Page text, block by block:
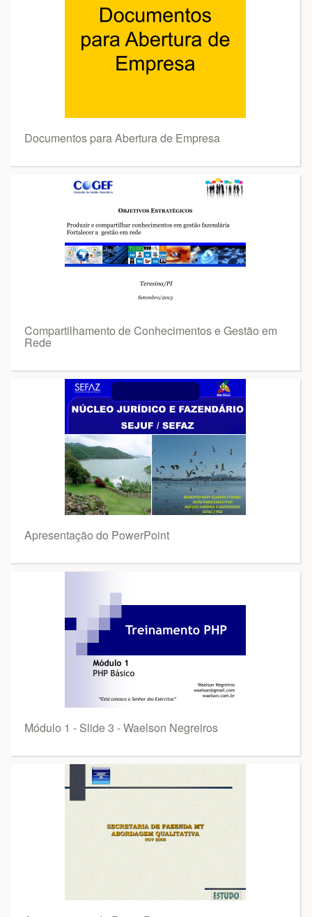
Documentos para Abertura de Empresa
Compartilhamento de Conhecimentos e Gestão em
Rede
Apresentação do PowerPoint
Módulo 1 - Slide 3 - Waelson Negreiros